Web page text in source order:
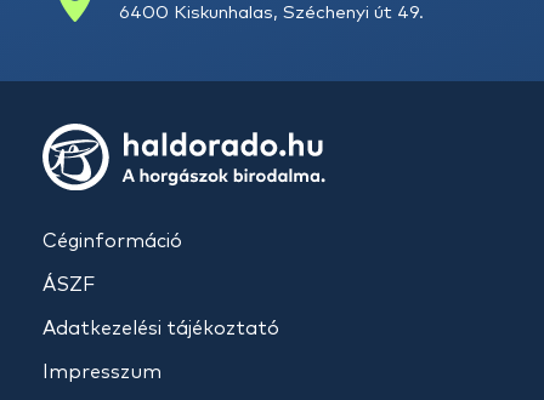
6400 Kiskunhalas, Széchenyi út 49.
Céginformáció
ÁSZF
Adatkezelési tájékoztató
Impresszum